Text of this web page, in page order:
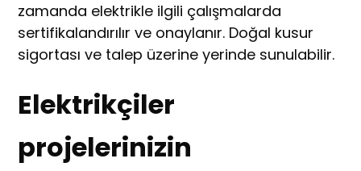
zamanda elektrikle ilgili çalışmalarda
sertifikalandırılır ve onaylanır. Doğal kusur
sigortası ve talep üzerine yerinde sunulabilir.
Elektrikçiler
projelerinizin